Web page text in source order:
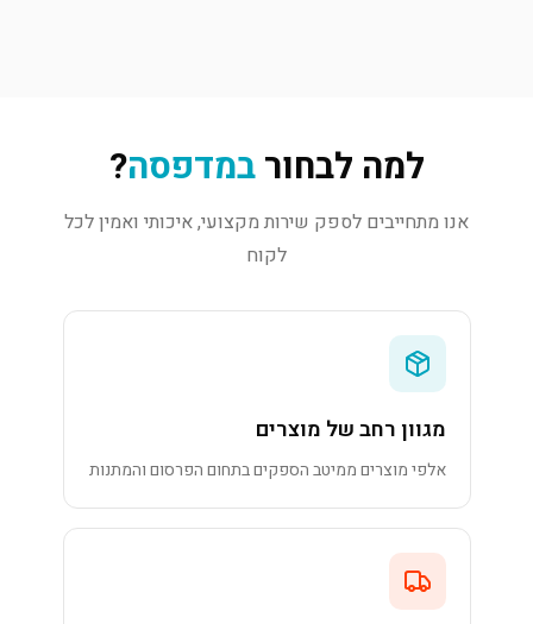
למה לבחורבמדפסה?
אנו מתחייבים לספק שירות מקצועי, איכותי ואמין לכל
לקוח
מגוון רחב של מוצרים
אלפי מוצרים ממיטב הספקים בתחום הפרסום והמתנות